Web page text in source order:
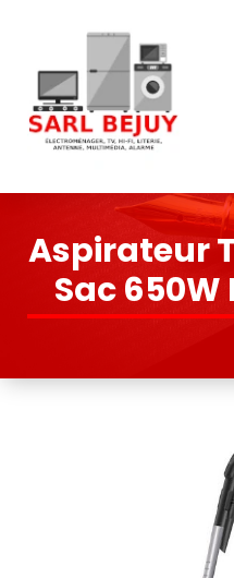
Content
Aspirateur
Sac 650W